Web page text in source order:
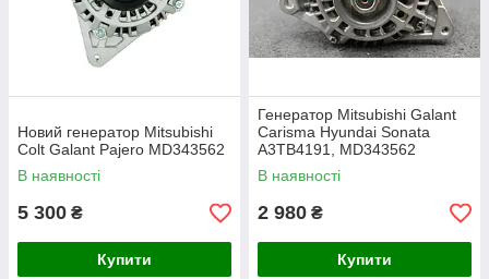
Новий генератор Mitsubishi
Colt Galant Pajero MD343562
В наявності
5 300 ₴
Купити
Генератор Mitsubishi Galant
Carisma Hyundai Sonata
A3TB4191, MD343562
В наявності
2 980 ₴
Купити